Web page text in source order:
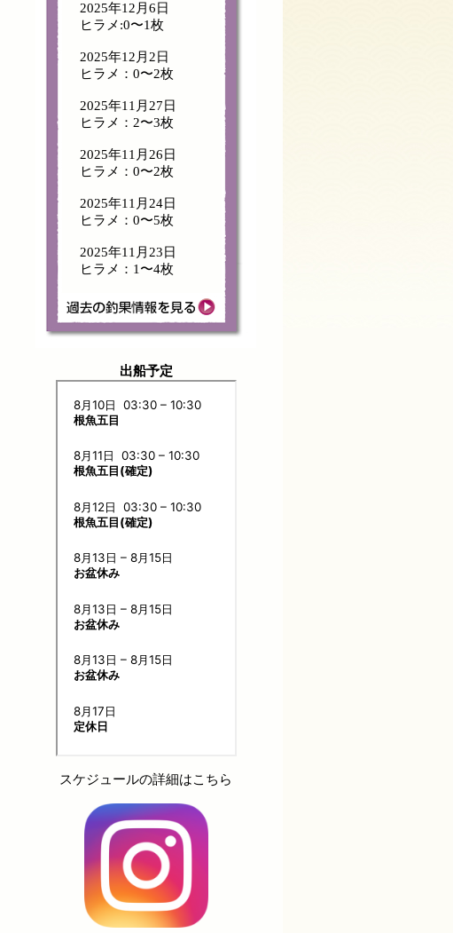
2025年12月6日
ヒラメ:0〜1枚
2025年12月2日
ヒラメ：0〜2枚
2025年11月27日
ヒラメ：2〜3枚
2025年11月26日
ヒラメ：0〜2枚
2025年11月24日
ヒラメ：0〜5枚
2025年11月23日
ヒラメ：1〜4枚
出船予定
スケジュールの詳細はこちら